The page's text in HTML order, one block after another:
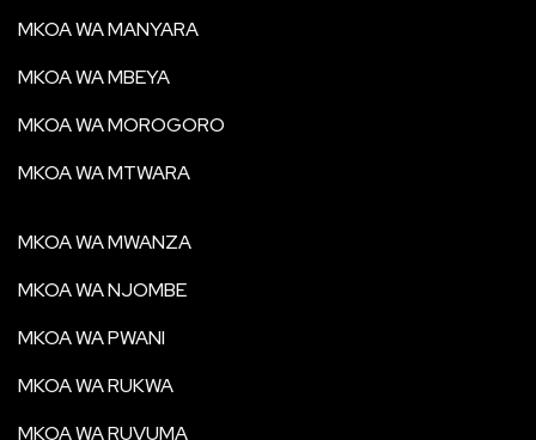
MKOA WA MANYARA
MKOA WA MBEYA
MKOA WA MOROGORO
MKOA WA MTWARA
MKOA WA MWANZA
MKOA WA NJOMBE
MKOA WA PWANI
MKOA WA RUKWA
MKOA WA RUVUMA